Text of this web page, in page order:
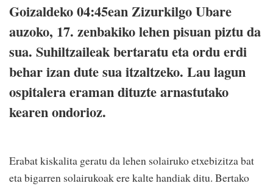
Goizaldeko 04:45ean Zizurkilgo Ubare
auzoko, 17. zenbakiko lehen pisuan piztu da
sua. Suhiltzaileak bertaratu eta ordu erdi
behar izan dute sua itzaltzeko. Lau lagun
ospitalera eraman dituzte arnastutako
kearen ondorioz.
Erabat kiskalita geratu da lehen solairuko etxebizitza bat
eta bigarren solairukoak ere kalte handiak ditu. Bertako